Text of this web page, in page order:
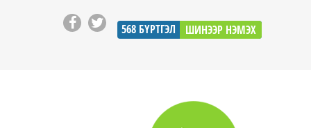
568 БҮРТГЭЛ ШИНЭЭР НЭМЭХ